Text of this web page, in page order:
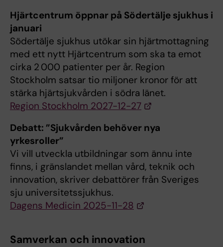
Hjärtcentrum öppnar på Södertälje sjukhus i
januari
Södertälje sjukhus utökar sin hjärtmottagning
med ett nytt Hjärtcentrum som ska ta emot
cirka 2 000 patienter per år. Region
Stockholm satsar tio miljoner kronor för att
stärka hjärtsjukvården i södra länet.
Region Stockholm 2027-12-27
Debatt: ”Sjukvården behöver nya
yrkesroller”
Vi vill utveckla utbildningar som ännu inte
finns, i gränslandet mellan vård, teknik och
innovation, skriver debattörer från Sveriges
sju universitetssjukhus.
Dagens Medicin 2025-11-28
Samverkan och innovation